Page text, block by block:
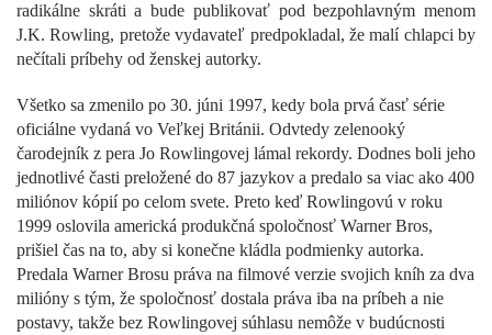
radikálne skráti a bude publikovať pod bezpohlavným menom
J.K. Rowling, pretože vydavateľ predpokladal, že malí chlapci by
nečítali príbehy od ženskej autorky.
Všetko sa zmenilo po 30. júni 1997, kedy bola prvá časť série
oficiálne vydaná vo Veľkej Británii. Odvtedy zelenooký
čarodejník z pera Jo Rowlingovej lámal rekordy. Dodnes boli jeho
jednotlivé časti preložené do 87 jazykov a predalo sa viac ako 400
miliónov kópií po celom svete. Preto keď Rowlingovú v roku
1999 oslovila americká produkčná spoločnosť Warner Bros,
prišiel čas na to, aby si konečne kládla podmienky autorka.
Predala Warner Brosu práva na filmové verzie svojich kníh za dva
milióny s tým, že spoločnosť dostala práva iba na príbeh a nie
postavy, takže bez Rowlingovej súhlasu nemôže v budúcnosti